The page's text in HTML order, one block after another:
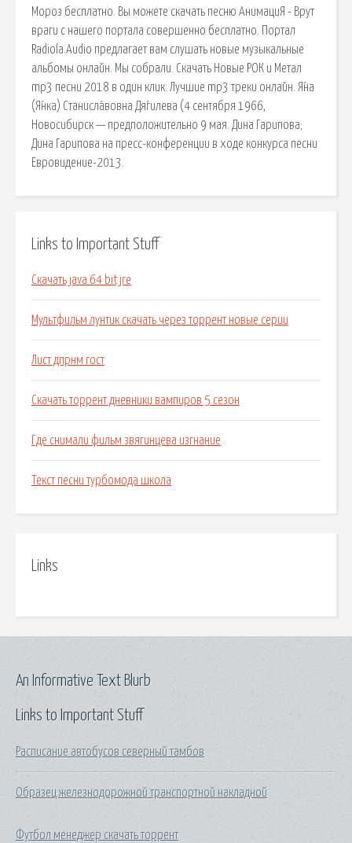
Мороз бесплатно. Вы можете скачать песню АнимациЯ - Врут
враги с нашего портала совершенно бесплатно. Портал
Radiola.Audio предлагает вам слушать новые музыкальные
альбомы онлайн. Мы собрали. Скачать Новые РОК и Метал
mp3 песни 2018 в один клик: Лучшие mp3 треки онлайн. Я́на
(Я́нка) Станисла́вовна Дя́гилева (4 сентября 1966,
Новосибирск — предположительно 9 мая. Дина Гарипова;
Дина Гарипова на пресс-конференции в ходе конкурса песни
Евровидение-2013.
Links to Important Stuff
Скачать java 64 bit jre
Мультфильм лунтик скачать через торрент новые серии
Лист дпрнм гост
Скачать торрент дневники вампиров 5 сезон
Где снимали фильм звягинцева изгнание
Текст песни турбомода школа
Links
Links to Important Stuff
Расписание автобусов северный тамбов
Образец железнодорожной транспортной накладной
Футбол менеджер скачать торрент
An Informative Text Blurb